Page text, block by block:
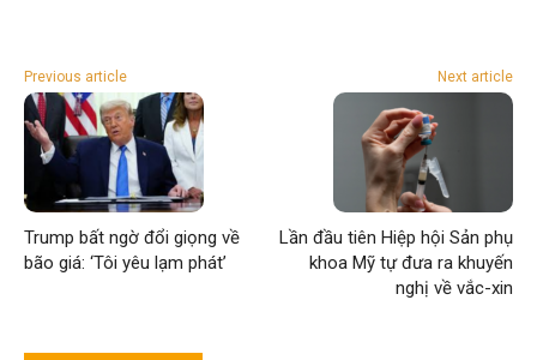
Previous article
Trump bất ngờ đổi giọng về
bão giá: ‘Tôi yêu lạm phát’
Next article
Lần đầu tiên Hiệp hội Sản phụ
khoa Mỹ tự đưa ra khuyến
nghị về vắc-xin